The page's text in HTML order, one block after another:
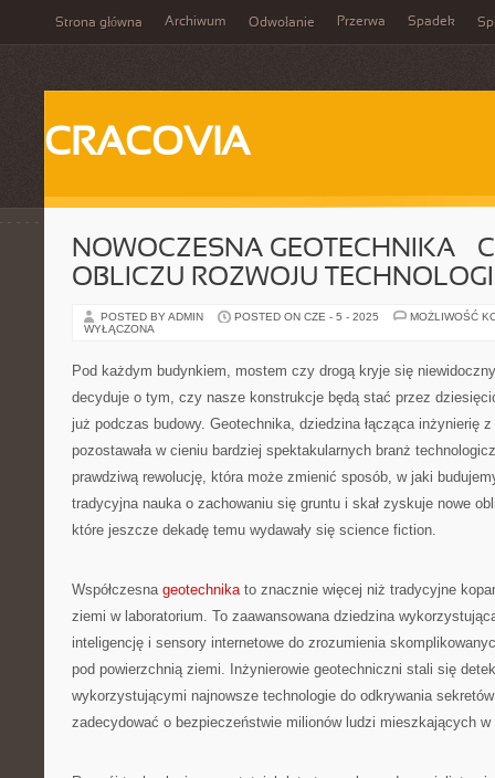
Strona główna Archiwum Odwołanie Przerwa Spadek
CRACOVIA
NOWOCZESNA GEOTECHNIKA –
OBLICZU ROZWOJU
POSTED BY ADMIN POSTED ON CZE - 5 - 2025
MOŻLIWOŚĆ
WYŁĄCZONA
Pod każdym budynkiem, mostem czy drogą kryje się
decyduje o tym, czy nasze konstrukcje będą stać przez
już podczas budowy. Geotechnika, dziedzina łącząca inżynierię
pozostawała w cieniu bardziej spektakularnych branż
prawdziwą rewolucję, która może zmienić sposób, w jaki
tradycyjna nauka o zachowaniu się gruntu i skał zyskuje nowe
które jeszcze dekadę temu wydawały się science fiction.
Współczesna geotechnikato znacznie więcej niż tradycyjne
ziemi w laboratorium. To zaawansowana dziedzina
inteligencję i sensory internetowe do zrozumienia
pod powierzchnią ziemi. Inżynierowie geotechniczni stali się
wykorzystującymi najnowsze technologie do odkrywania
zadecydować o bezpieczeństwie milionów ludzi mieszkających